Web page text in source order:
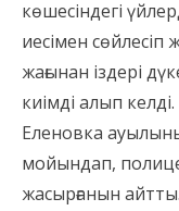
көшесіндегі
иесімен
жағынан іздері
киімді алып
Еленовка
мойындап,
жасырғанын